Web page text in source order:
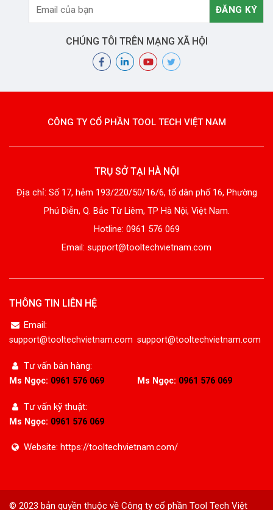
CHÚNG TÔI TRÊN MẠNG XÃ HỘI
CÔNG TY CỔ PHẦN TOOL TECH VIỆT NAM
TRỤ SỞ TẠI HÀ NỘI
Địa chỉ: Số 17, hẻm 193/220/50/16/6, tổ dân phố 16, Phường
Phú Diễn, Q. Bắc Từ Liêm, TP Hà Nội, Việt Nam.
Hotline: 0961 576 069
Email: support@tooltechvietnam.com
THÔNG TIN LIÊN HỆ
Email:
support@tooltechvietnam.com support@tooltechvietnam.com
Tư vấn bán hàng:
Ms Ngọc: 0961 576 069 Ms Ngọc: 0961 576 069
Tư vấn kỹ thuật:
Ms Ngọc: 0961 576 069
Website: https://tooltechvietnam.com/
© 2023 bản quyền thuộc về Công ty cổ phần Tool Tech Việt